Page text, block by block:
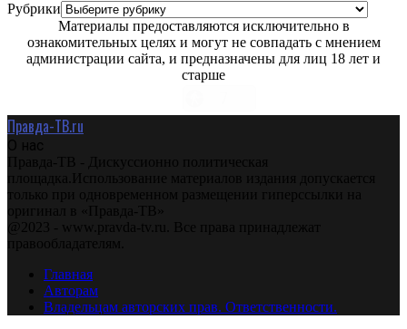
Рубрики
Материалы предоставляются исключительно в
ознакомительных целях и могут не совпадать с мнением
администрации сайта, и предназначены для лиц 18 лет и
старше
Правда-ТВ.ru
О нас
Правда-ТВ - Дискуссионно политическая
площадка.Использование материалов издания допускается
только при одновременном размещении гиперссылки на
оригинал в «Правда-ТВ»
@2023 - www.pravda-tv.ru. Все права принадлежат
правообладателям.
Главная
Авторам
Владельцам авторских прав. Ответственности.